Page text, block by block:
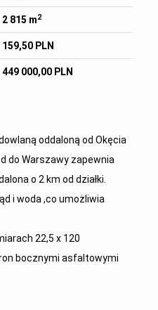
2 815 m2
159,50 PLN
449 000,00 PLN
oddaloną od Okęcia
do Warszawy zapewnia
o 2 km od działki.
i woda ,co umożliwia
22,5 x 120
bocznymi asfaltowymi